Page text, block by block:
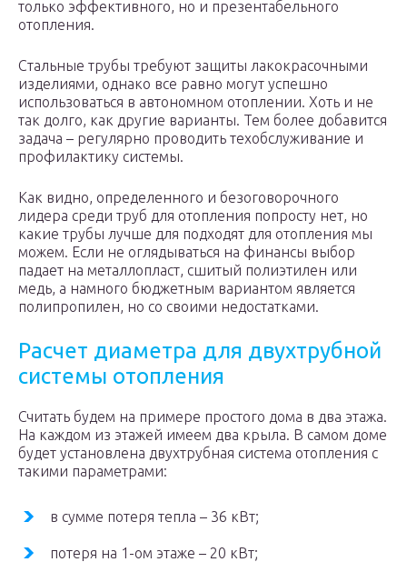
только эффективного, но и презентабельного
отопления.
Стальные трубы требуют защиты лакокрасочными
изделиями, однако все равно могут успешно
использоваться в автономном отоплении. Хоть и не
так долго, как другие варианты. Тем более добавится
задача – регулярно проводить техобслуживание и
профилактику системы.
Как видно, определенного и безоговорочного
лидера среди труб для отопления попросту нет, но
какие трубы лучше для подходят для отопления мы
можем. Если не оглядываться на финансы выбор
падает на металлопласт, сшитый полиэтилен или
медь, а намного бюджетным вариантом является
полипропилен, но со своими недостатками.
Расчет диаметра для двухтрубной
системы отопления
Считать будем на примере простого дома в два этажа.
На каждом из этажей имеем два крыла. В самом доме
будет установлена двухтрубная система отопления с
такими параметрами:
в сумме потеря тепла – 36 кВт;
потеря на 1-ом этаже – 20 кВт;